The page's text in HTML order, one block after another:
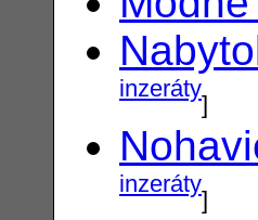
inzeráty]
inzeráty]